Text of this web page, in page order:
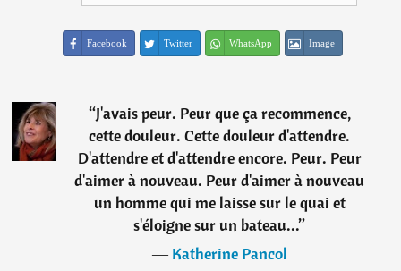
Facebook Twitter WhatsApp Image
“J'avais peur. Peur que ça recommence,
cette douleur. Cette douleur d'attendre.
D'attendre et d'attendre encore. Peur. Peur
d'aimer à nouveau. Peur d'aimer à nouveau
un homme qui me laisse sur le quai et
s'éloigne sur un bateau...”
―Katherine Pancol